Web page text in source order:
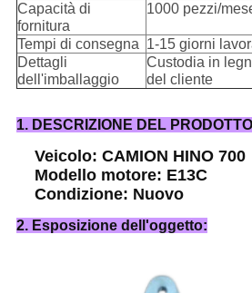
Capacità di
fornitura
1000 pezzi/
Tempi di consegna 1-15 giorni
Dettagli
dell'imballaggio
Custodia in
del cliente
1. DESCRIZIONE DEL
Veicolo: CAMION HINO 700
Modello motore: E13C
Condizione: Nuovo
2. Esposizione dell'oggetto: